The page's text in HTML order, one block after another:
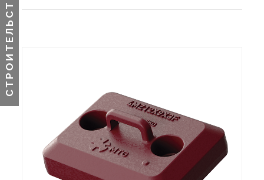
СТРОИТЕЛЬСТВО